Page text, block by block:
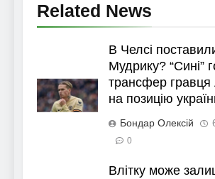
Related News
В Челсі
Мудрику? “Сині”
трансфер гравця
на позицію
Бондар Олексій
0
Влітку може